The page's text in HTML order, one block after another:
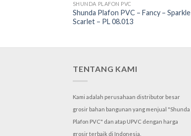
SHUNDA PLAFON PVC
Shunda Plafon PVC – Fancy – Sparkle
Scarlet – PL 08.013
TENTANG KAMI
Kami adalah perusahaan distributor besar
grosir bahan bangunan yang menjual "Shunda
Plafon PVC" dan atap UPVC dengan harga
grosir terbaik di Indonesia.